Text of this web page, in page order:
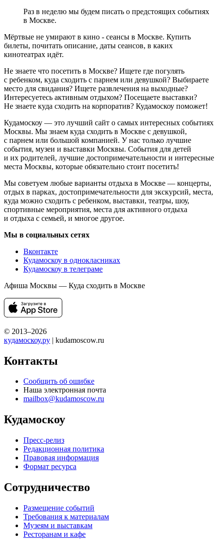
Раз в неделю мы будем писать о предстоящих событиях
в Москве.
Мёртвые не умирают в кино - сеансы в Москве. Купить
билеты, почитать описание, даты сеансов, в каких
кинотеатрах идёт.
Не знаете что посетить в Москве? Ищете где погулять
с ребенком, куда сходить с парнем или девушкой? Выбираете
место для свидания? Ищете развлечения на выходные?
Интересуетесь активным отдыхом? Посещаете выставки?
Не знаете куда сходить на корпоратив? Кудамоскоу поможет!
Кудамоскоу — это лучший сайт о самых интересных событиях
Москвы. Мы знаем куда сходить в Москве с девушкой,
с парнем или большой компанией. У нас только лучшие
события, музеи и выставки Москвы. События для детей
и их родителей, лучшие достопримечательности и интересные
места Москвы, которые обязательно стоит посетить!
Мы советуем любые варианты отдыха в Москве — концерты,
отдых в парках, достопримечательности для экскурсий, места,
куда можно сходить с ребенком, выставки, театры, шоу,
спортивные мероприятия, места для активного отдыха
и отдыха с семьей, и многое другое.
Мы в социальных сетях
Вконтакте
Кудамоскоу в однокласниках
Кудамоскоу в телеграме
Афиша Москвы — Куда сходить в Москве
© 2013–2026
кудамоскоу.ру | kudamoscow.ru
Контакты
Сообщить об ошибке
Наша электронная почта
mailbox@kudamoscow.ru
Кудамоскоу
Пресс-релиз
Редакционная политика
Правовая информация
Формат ресурса
Сотрудничество
Размещение событий
Требования к материалам
Музеям и выставкам
Ресторанам и кафе